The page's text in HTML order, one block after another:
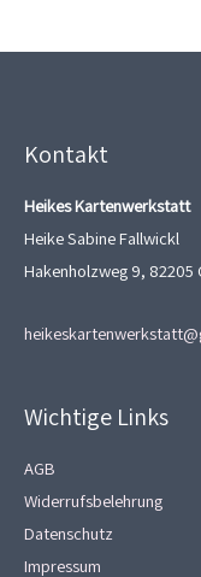
Kontakt
Heikes Kartenwerkstatt
Heike Sabine Fallwickl
Hakenholzweg 9, 82205
Wichtige Links
AGB
Widerrufsbelehrung
Datenschutz
Impressum